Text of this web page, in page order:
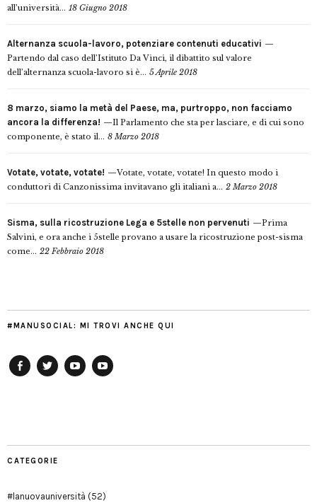
all’università... 18 Giugno 2018
Alternanza scuola-lavoro, potenziare contenuti educativi
Partendo dal caso dell’Istituto Da Vinci, il dibattito sul valore
dell’alternanza scuola-lavoro si è... 5 Aprile 2018
8 marzo, siamo la metà del Paese, ma, purtroppo, non facciamo
ancora la differenza!
Il Parlamento che sta per lasciare, e di cui sono
componente, è stato il... 8 Marzo 2018
Votate, votate, votate!
Votate, votate, votate! In questo modo i
conduttori di Canzonissima invitavano gli italiani a... 2 Marzo 2018
Sisma, sulla ricostruzione Lega e 5stelle non pervenuti
Prima
Salvini, e ora anche i 5stelle provano a usare la ricostruzione post-sisma
come... 22 Febbraio 2018
#MANUSOCIAL: MI TROVI ANCHE QUI
CATEGORIE
#lanuovauniversità (52)